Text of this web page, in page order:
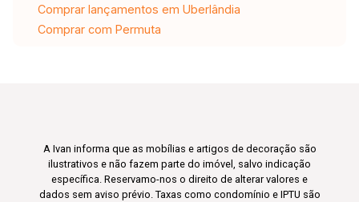
Comprar lançamentos em Uberlândia
Comprar com Permuta
A Ivan informa que as mobílias e artigos de decoração são
ilustrativos e não fazem parte do imóvel, salvo indicação
específica. Reservamo-nos o direito de alterar valores e
dados sem aviso prévio. Taxas como condomínio e IPTU são